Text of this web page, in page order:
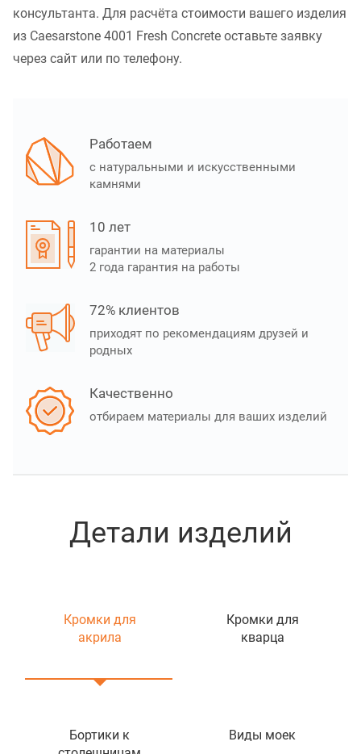
консультанта. Для расчёта стоимости вашего изделия
из Caesarstone 4001 Fresh Concrete оставьте заявку
через сайт или по телефону.
Работаем
с натуральными и искусственными
камнями
10 лет
гарантии на материалы
2 года гарантия на работы
72% клиентов
приходят по рекомендациям друзей и
родных
Качественно
отбираем материалы для ваших изделий
Детали изделий
Кромки для
акрила
Кромки для
кварца
Бортики к
Виды моек